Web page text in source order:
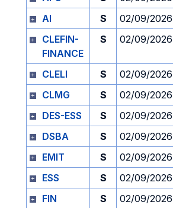
AI
S 02/09/2026
CLEFIN-
FINANCE
S 02/09/2026
CLELI S 02/09/2026
CLMG
S 02/09/2026
DES-ESS
S 02/09/2026
DSBA
S 02/09/2026
EMIT
S 02/09/2026
ESS
S 02/09/2026
FIN
S 02/09/2026